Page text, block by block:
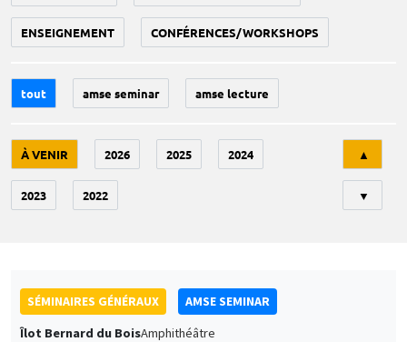
ENSEIGNEMENT CONFÉRENCES/WORKSHOPS
tout amse seminar amse lecture
À VENIR 2026 2025 2024
2023 2022
▲
▼
SÉMINAIRES GÉNÉRAUX
AMSE SEMINAR
Îlot Bernard du BoisAmphithéâtre